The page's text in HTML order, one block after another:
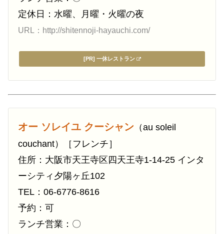
定休日：水曜、月曜・火曜の夜
URL：http://shitennoji-hayauchi.com/
[PR] 一休レストラン
オー ソレイユ クーシャン （au soleil
couchant）［フレンチ］
住所：大阪市天王寺区四天王寺1-14-25 インタ
ーシティ夕陽ヶ丘102
TEL：06-6776-8616
予約：可
ランチ営業：〇